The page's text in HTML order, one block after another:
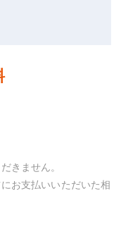
きません。
お支払いいただいた相